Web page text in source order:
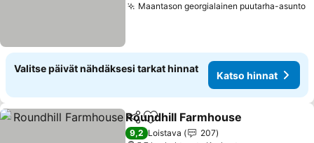
Maantason georgialainen puutarha-asunto
Valitse päivät nähdäksesi tarkat hinnat
Katso hinnat
Jaa Lisää suosikkeihin
Roundhill Farmhouse
9,2 Loistava
207